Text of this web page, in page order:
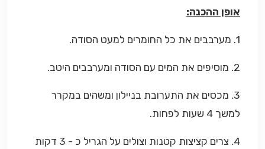
אופן ההכנה:
1. מערבבים את כל החומרים למעט הסודה.
2. מוסיפים את המים עם הסודה ומערבבים היטב.
3. מכסים את התערובת בניילון ומשהים במקרר
למשך 4 שעות לפחות.
4. צרים קציצות קטנות וצולים על הגריל כ - 3 דקות